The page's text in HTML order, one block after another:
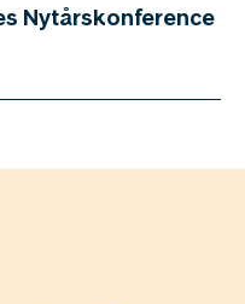
Nytårskonference